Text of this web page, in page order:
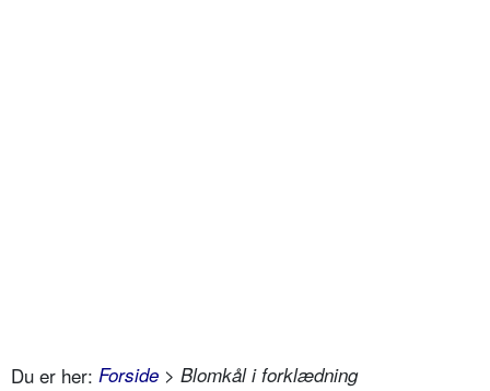
Du er her: Forside > Blomkål i forklædning